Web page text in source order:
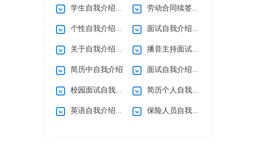
学生自我介绍【精】 劳动合同续签申请书(范文)
个性自我介绍范文 面试自我介绍汇编15篇
关于自我介绍【热门】 播音主持面试自我介绍
简历中自我介绍 面试自我介绍【热门】
校园面试自我介绍 简历个人自我介绍
英语自我介绍合集15篇 保险人员自我介绍